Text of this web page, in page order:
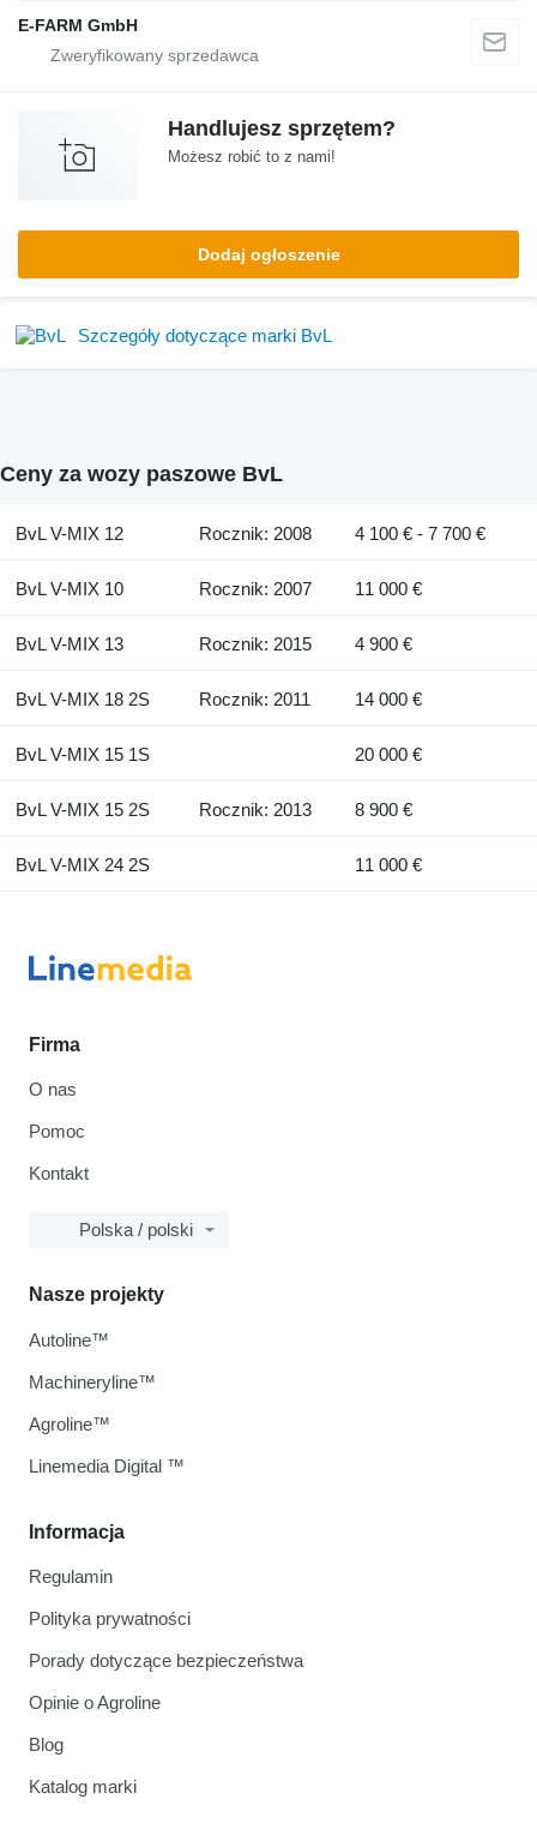
E-FARM GmbH
Handlujesz sprzętem?
Możesz robić to z nami!
Dodaj ogłoszenie
Szczegóły dotyczące marki BvL
Ceny za wozy paszowe BvL
BvL V-MIX 12 Rocznik: 2008 4 100 € - 7 700 €
BvL V-MIX 10 Rocznik: 2007 11 000 €
BvL V-MIX 13 Rocznik: 2015 4 900 €
BvL V-MIX 18 2S Rocznik: 2011 14 000 €
BvL V-MIX 15 1S 20 000 €
BvL V-MIX 15 2S Rocznik: 2013 8 900 €
BvL V-MIX 24 2S 11 000 €
Firma
O nas
Pomoc
Kontakt
Polska / polski
Informacja
Regulamin
Polityka prywatności
Porady dotyczące bezpieczeństwa
Opinie o Agroline
Blog
Katalog marki
Nasze projekty
Autoline™
Machineryline™
Agroline™
Linemedia Digital ™